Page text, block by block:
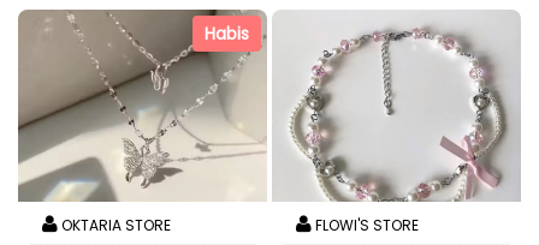
Habis
OKTARIA STORE FLOWI'S STORE